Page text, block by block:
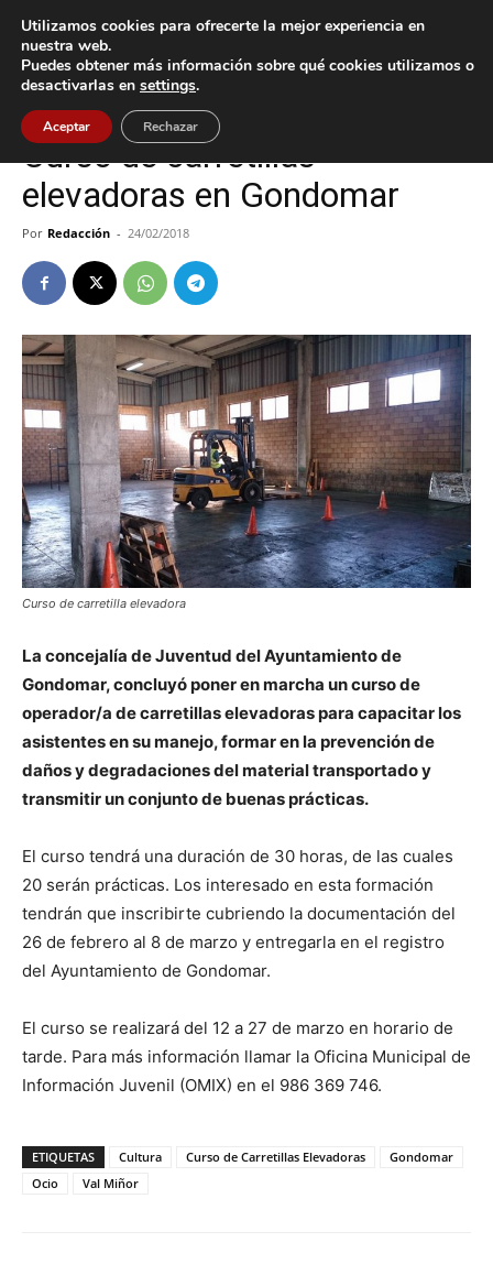
Inicio Cultura / Ocio
Cultura / Ocio Gondomar
Curso de carretillas
elevadoras en Gondomar
Por Redacción - 24/02/2018
Curso de carretilla elevadora
La concejalía de Juventud del Ayuntamiento de
Gondomar, concluyó poner en marcha un curso de
operador/a de carretillas elevadoras para capacitar los
asistentes en su manejo, formar en la prevención de
daños y degradaciones del material transportado y
transmitir un conjunto de buenas prácticas.
El curso tendrá una duración de 30 horas, de las cuales
20 serán prácticas. Los interesado en esta formación
tendrán que inscribirte cubriendo la documentación del
26 de febrero al 8 de marzo y entregarla en el registro
del Ayuntamiento de Gondomar.
El curso se realizará del 12 a 27 de marzo en horario de
tarde. Para más información llamar la Oficina Municipal de
Información Juvenil (OMIX) en el 986 369 746.
ETIQUETAS Cultura Curso de Carretillas Elevadoras
Gondomar
Ocio
Val Miñor
Utilizamos cookies para ofrecerte la mejor experiencia en
nuestra web.
Puedes obtener más información sobre qué cookies utilizamos o
desactivarlas en settings.
Aceptar Rechazar